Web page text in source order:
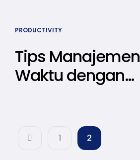
PRODUCTIVITY
Tips Manajemen
Waktu dengan
Covey1 2